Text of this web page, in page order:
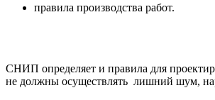
правила производства работ.
СНИП определяет и правила для
не должны осуществлять лишний шум,